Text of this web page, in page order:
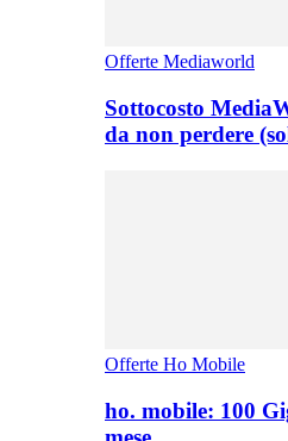
Offerte Mediaworld
Sottocosto
da non perdere
Offerte Ho Mobile
ho. mobile: 100